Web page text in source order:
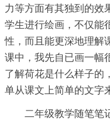
力等方面有其独到的效
学生进行绘画，不仅能
性，而且能更深地理解
课中，我先自已画一幅
了解荷花是什么样子的
单从课文上简单的文字
二年级教学随笔笔